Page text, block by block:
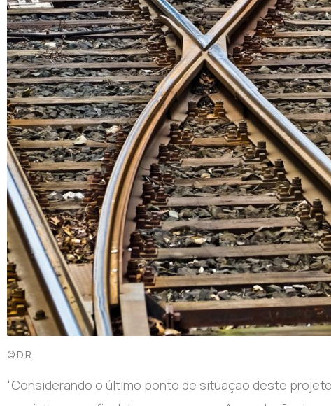
© D.R.
“Considerando o último ponto de situação deste